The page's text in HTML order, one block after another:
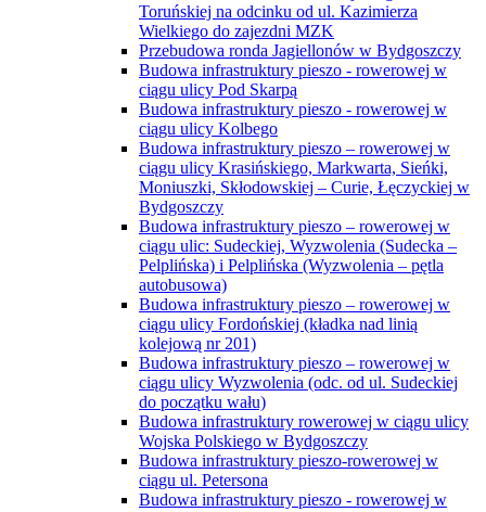
Toruńskiej na odcinku od ul. Kazimierza
Wielkiego do zajezdni MZK
Przebudowa ronda Jagiellonów w Bydgoszczy
Budowa infrastruktury pieszo - rowerowej w
ciągu ulicy Pod Skarpą
Budowa infrastruktury pieszo - rowerowej w
ciągu ulicy Kolbego
Budowa infrastruktury pieszo – rowerowej w
ciągu ulicy Krasińskiego, Markwarta, Sieńki,
Moniuszki, Skłodowskiej – Curie, Łęczyckiej w
Bydgoszczy
Budowa infrastruktury pieszo – rowerowej w
ciągu ulic: Sudeckiej, Wyzwolenia (Sudecka –
Pelplińska) i Pelplińska (Wyzwolenia – pętla
autobusowa)
Budowa infrastruktury pieszo – rowerowej w
ciągu ulicy Fordońskiej (kładka nad linią
kolejową nr 201)
Budowa infrastruktury pieszo – rowerowej w
ciągu ulicy Wyzwolenia (odc. od ul. Sudeckiej
do początku wału)
Budowa infrastruktury rowerowej w ciągu ulicy
Wojska Polskiego w Bydgoszczy
Budowa infrastruktury pieszo-rowerowej w
ciągu ul. Petersona
Budowa infrastruktury pieszo - rowerowej w